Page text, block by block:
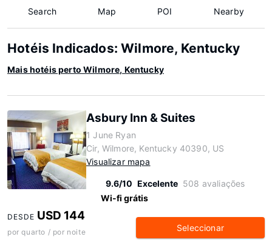
Search Map POI Nearby
Hotéis Indicados: Wilmore, Kentucky
Mais hotéis perto Wilmore, Kentucky
Asbury Inn & Suites
1 June Ryan
Cir, Wilmore, Kentucky 40390, US
Visualizar mapa
9.6/10 Excelente 508 avaliações
Wi-fi grátis
DESDE USD 144
por quarto / por noite Seleccionar